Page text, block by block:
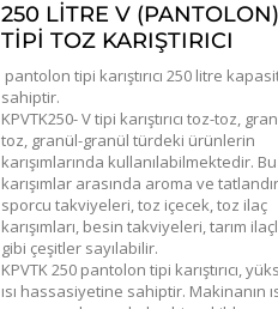
250 LITRE V (PANTOLON)
TIPI TOZ KARIŞTIRICI
pantolon tipi karıştırıcı 250 litre
sahiptir.
KPVTK250- V tipi karıştırıcı toz-toz,
toz, granül-granül türdeki ürünlerin
karışımlarında kullanılabilmektedir.
karışımlar arasında aroma ve
sporcu takviyeleri, toz içecek, toz ilaç
karışımları, besin takviyeleri, tarım
gibi çeşitler sayılabilir.
KPVTK 250 pantolon tipi karıştırıcı,
ısı hassasiyetine sahiptir. Makinanın